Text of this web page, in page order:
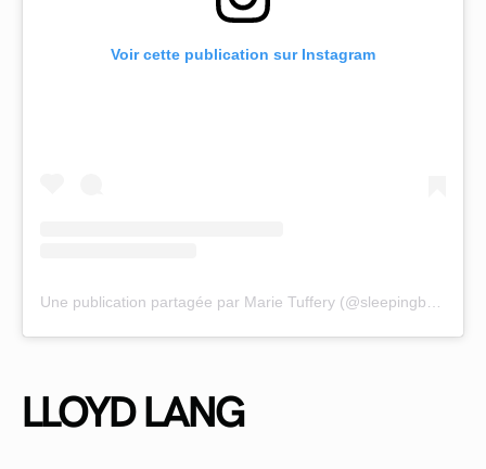
Voir cette publication sur Instagram
Une publication partagée par Marie Tuffery (@sleepingbeautyytb)
LLOYD LANG